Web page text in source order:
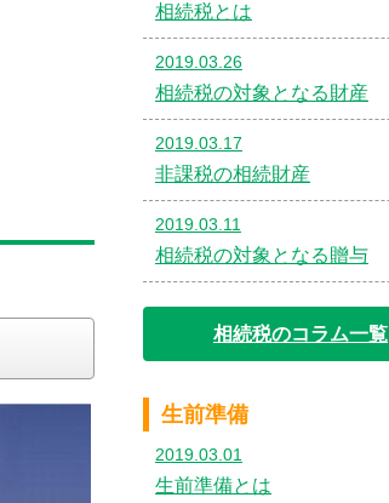
相続税とは
2019.03.26
相続税の対象となる財産
2019.03.17
非課税の相続財産
2019.03.11
相続税の対象となる贈与
相続税のコラム一覧
生前準備
2019.03.01
生前準備とは